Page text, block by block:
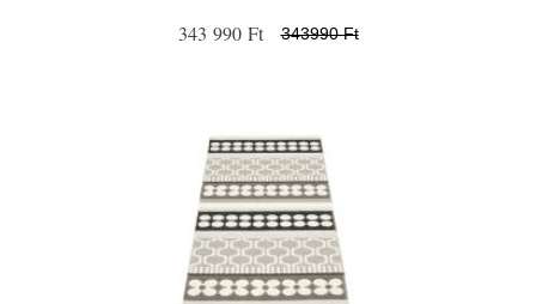
343 990 Ft 343990 Ft